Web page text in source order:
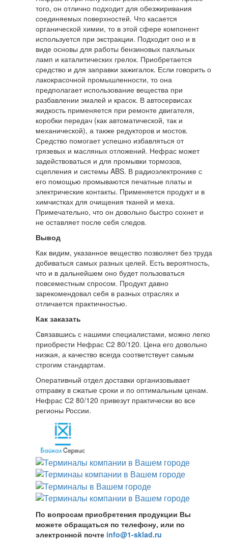
того, он отлично подходит для обезжиривания
соединяемых поверхностей. Что касается
органической химии, то в этой сфере компонент
используется при экстракции. Подходит оно и в
виде основы для работы бензиновых паяльных
ламп и каталитических грелок. Приобретается
средство и для заправки зажигалок. Если говорить о
лакокрасочной промышленности, то она
предполагает использование вещества при
разбавлении эмалей и красок. В автосервисах
жидкость применяется при ремонте двигателя,
коробки передач (как автоматической, так и
механической), а также редукторов и мостов.
Средство помогает успешно избавляться от
грязевых и масляных отложений. Нефрас может
задействоваться и для промывки тормозов,
сцепления и системы ABS. В радиоэлектронике с
его помощью промываются печатные платы и
электрические контакты. Применяется продукт и в
химчистках для очищения тканей и меха.
Примечательно, что он довольно быстро сохнет и
не оставляет после себя следов.
Вывод
Как видим, указанное вещество позволяет без труда
добиваться самых разных целей. Есть вероятность,
что и в дальнейшем оно будет пользоваться
повсеместным спросом. Продукт давно
зарекомендовал себя в разных отраслях и
отличается практичностью.
Как заказать
Связавшись с нашими специалистами, можно легко
приобрести Нефрас С2 80/120. Цена его довольно
низкая, а качество всегда соответствует самым
строгим стандартам.
Оперативный отдел доставки организовывает
отправку в сжатые сроки и по оптимальным ценам.
Нефрас С2 80/120 привезут практически во все
регионы России.
По вопросам приобретения продукции Вы
можете обращаться по телефону, или по
электронной почте info@1-sklad.ru